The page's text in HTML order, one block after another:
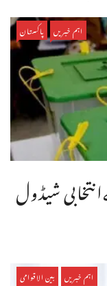
اہم خبریں پاکستان
شیڈول
اہم خبریں بین الاقوامی